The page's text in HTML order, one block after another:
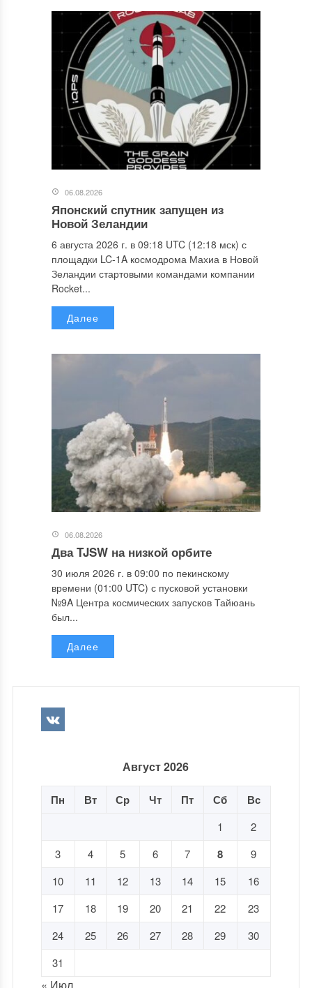
06.08.2026
Японский спутник запущен из
Новой Зеландии
6 августа 2026 г. в 09:18 UTC (12:18 мск) с
площадки LC-1A космодрома Махиа в Новой
Зеландии стартовыми командами компании
Rocket...
Далее
06.08.2026
Два TJSW на низкой орбите
30 июля 2026 г. в 09:00 по пекинскому
времени (01:00 UTC) с пусковой установки
№9A Центра космических запусков Тайюань
был...
Далее
Август 2026
Пн Вт Ср Чт Пт Сб Вс
1
2
3
4 5 6 7 8
9
10
11 12 13 14 15
16
17
18 19 20 21 22
23
24
25 26 27 28 29
30
31